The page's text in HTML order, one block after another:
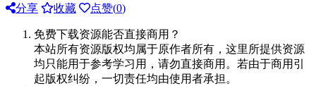
分享
收藏 点赞(0)
免费下载资源能否直接商用？
本站所有资源版权均属于原作者所有，这里所提供资源
均只能用于参考学习用，请勿直接商用。若由于商用引
起版权纠纷，一切责任均由使用者承担。